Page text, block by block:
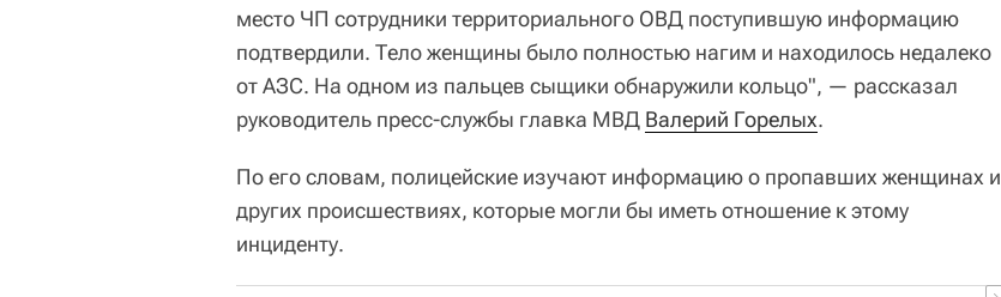
место ЧП сотрудники территориального ОВД поступившую информацию
подтвердили. Тело женщины было полностью нагим и находилось недалеко
от АЗС. На одном из пальцев сыщики обнаружили кольцо", — рассказал
руководитель пресс-службы главка МВД Валерий Горелых.
По его словам, полицейские изучают информацию о пропавших женщинах и
других происшествиях, которые могли бы иметь отношение к этому
инциденту.